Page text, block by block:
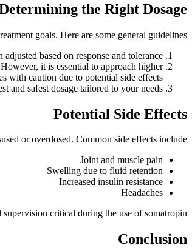
the Right Dosage
goals. Here are some general guidelines:
based on response and tolerance.
it is essential to approach higher
with caution due to potential side effects.
and safest dosage tailored to your needs.
Potential Side Effects
or overdosed. Common side effects include:
Joint and muscle pain
Swelling due to fluid retention
Increased insulin resistance
Headaches
critical during the use of somatropin.
Conclusion